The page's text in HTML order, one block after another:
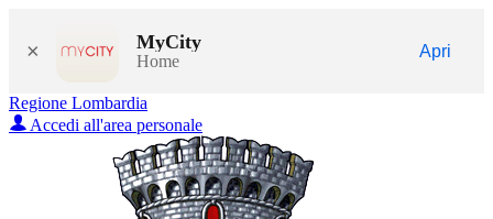
× MyCity
Home
Apri
Regione Lombardia
Accedi all'area personale